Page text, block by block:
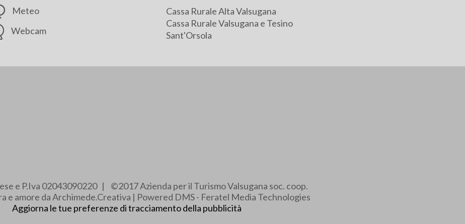
Meteo
Webcam
Cassa Rurale Alta Valsugana
Cassa Rurale Valsugana e Tesino
Sant'Orsola
e P.Iva 02043090220 | ©2017 Azienda per il Turismo Valsugana soc. coop.
e amore da Archimede.Creativa | Powered DMS - Feratel Media Technologies
Aggiorna le tue preferenze di tracciamento della pubblicità